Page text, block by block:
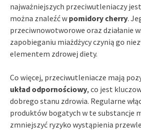
najważniejszych przeciwutleniaczy jest
można znaleźć w pomidory cherry.
przeciwnowotworowe oraz działanie
zapobieganiu miażdżycy czynią go
elementem zdrowej diety.
Co więcej, przeciwutleniacze mają
układ odpornościowy, co jest
dobrego stanu zdrowia. Regularne
produktów bogatych w te substancje
zmniejszyć ryzyko wystąpienia